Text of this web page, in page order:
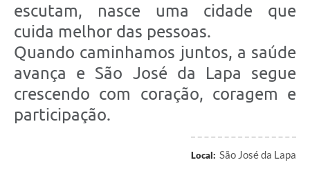
escutam, nasce uma cidade que
cuida melhor das pessoas.
Quando caminhamos juntos, a saúde
avança e São José da Lapa segue
crescendo com coração, coragem e
participação.
Local: São José da Lapa